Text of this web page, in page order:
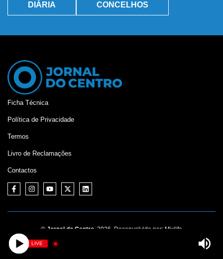
DIÁRIA CONCELHOS
Ficha Técnica
Política de Privacidade
Termos
Livro de Reclamações
Contactos
© Jornal do Centro, 2026. Desenvolvido por: Mixlife
LIVE